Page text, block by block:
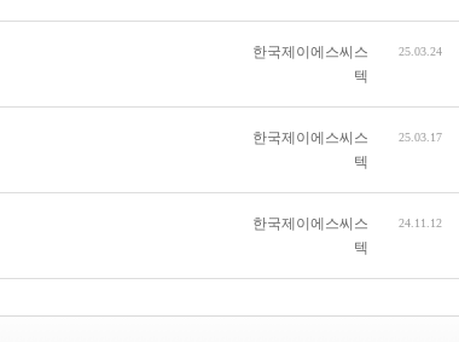
한국제이에스씨스
텍
25.03.24
한국제이에스씨스
텍
25.03.17
한국제이에스씨스
텍
24.11.12